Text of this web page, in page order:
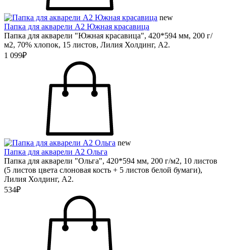
new
Папка для акварели А2 Южная красавица
Папка для акварели "Южная красавица", 420*594 мм, 200 г/
м2, 70% хлопок, 15 листов, Лилия Холдинг, А2.
1 099₽
new
Папка для акварели А2 Ольга
Папка для акварели "Ольга", 420*594 мм, 200 г/м2, 10 листов
(5 листов цвета слоновая кость + 5 листов белой бумаги),
Лилия Холдинг, А2.
534₽